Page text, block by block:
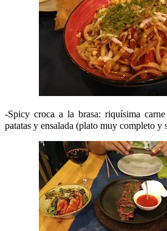
-Spicy croca a la brasa: riquísima carne
patatas y ensalada (plato muy completo y